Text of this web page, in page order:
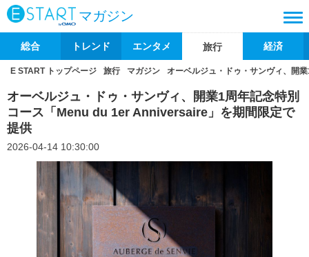
マガジン
総合 トレンド エンタメ 旅行 経済
E START トップページ 旅行 マガジン オーベルジュ・ドゥ・サンヴィ、開
オーベルジュ・ドゥ・サンヴィ、開業1周年記念特別
コース「Menu du 1er Anniversaire」を期間限定で
提供
2026-04-14 10:30:00